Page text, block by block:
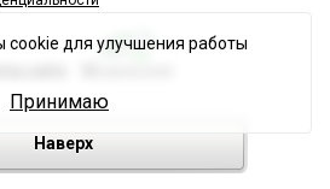
сайта
Наверх
для улучшения работы
Принимаю